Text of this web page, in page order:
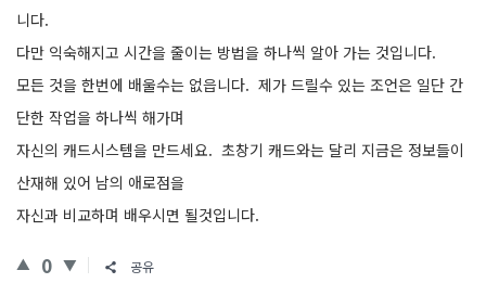
니다.
다만 익숙해지고 시간을 줄이는 방법을 하나씩 알아 가는 것입니다.
모든 것을 한번에 배울수는 없읍니다. 제가 드릴수 있는 조언은 일단 간
단한 작업을 하나씩 해가며
자신의 캐드시스템을 만드세요. 초창기 캐드와는 달리 지금은 정보들이
산재해 있어 남의 애로점을
자신과 비교하며 배우시면 될것입니다.
0 공유